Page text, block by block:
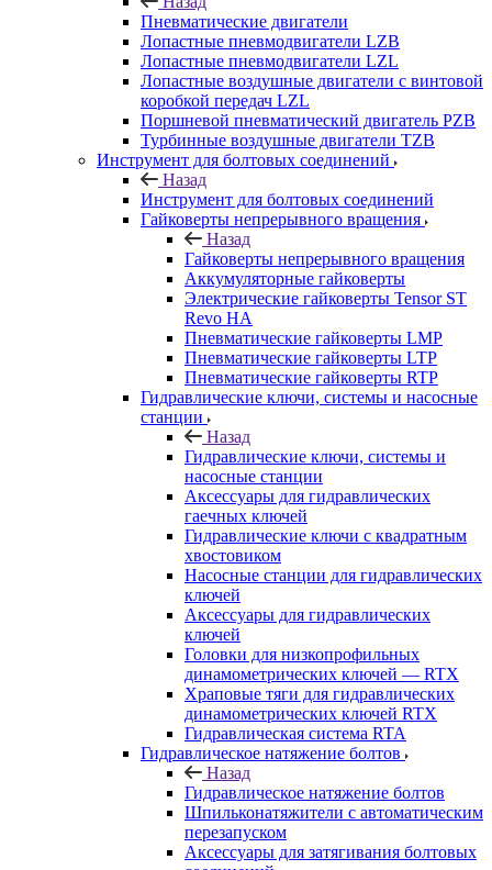
Пневматические двигатели
Лопастные пневмодвигатели LZB
Лопастные пневмодвигатели LZL
Лопастные воздушные двигатели с винтовой
коробкой передач LZL
Поршневой пневматический двигатель PZB
Турбинные воздушные двигатели TZB
Инструмент для болтовых соединений
Назад
Инструмент для болтовых соединений
Гайковерты непрерывного вращения
Назад
Гайковерты непрерывного вращения
Аккумуляторные гайковерты
Электрические гайковерты Tensor ST
Revo HA
Пневматические гайковерты LMP
Пневматические гайковерты LTP
Пневматические гайковерты RTP
Гидравлические ключи, системы и насосные
станции
Назад
Гидравлические ключи, системы и
насосные станции
Аксессуары для гидравлических
гаечных ключей
Гидравлические ключи с квадратным
хвостовиком
Насосные станции для гидравлических
ключей
Аксессуары для гидравлических
ключей
Головки для низкопрофильных
динамометрических ключей — RTX
Храповые тяги для гидравлических
динамометрических ключей RTX
Гидравлическая система RTA
Гидравлическое натяжение болтов
Назад
Гидравлическое натяжение болтов
Шпильконатяжители с автоматическим
перезапуском
Аксессуары для затягивания болтовых